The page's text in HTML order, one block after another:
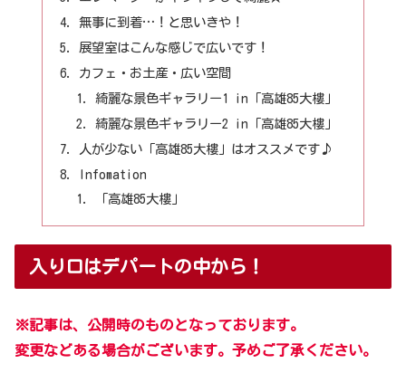
無事に到着…！と思いきや！
展望室はこんな感じで広いです！
カフェ・お土産・広い空間
綺麗な景色ギャラリー1 in「高雄85大樓」
綺麗な景色ギャラリー2 in「高雄85大樓」
人が少ない「高雄85大樓」はオススメです♪
Infomation
「高雄85大樓」
入り口はデパートの中から！
※記事は、公開時のものとなっております。
変更などある場合がございます。予めご了承ください。